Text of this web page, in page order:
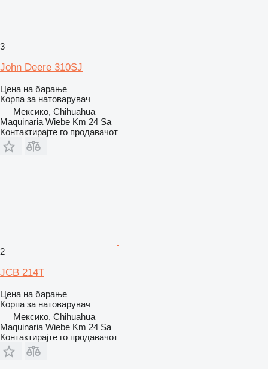
3
John Deere 310SJ
Цена на барање
Корпа за натоварувач
Мексико, Chihuahua
Maquinaria Wiebe Km 24 Sa
Контактирајте го продавачот
2
JCB 214T
Цена на барање
Корпа за натоварувач
Мексико, Chihuahua
Maquinaria Wiebe Km 24 Sa
Контактирајте го продавачот